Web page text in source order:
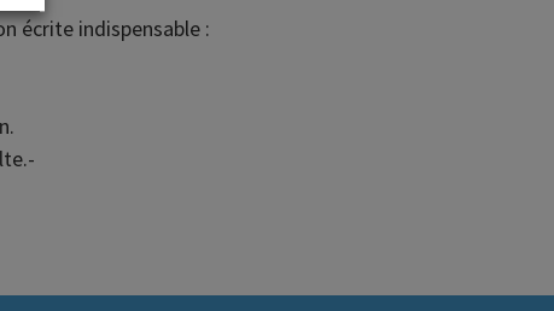
écrite indispensable :